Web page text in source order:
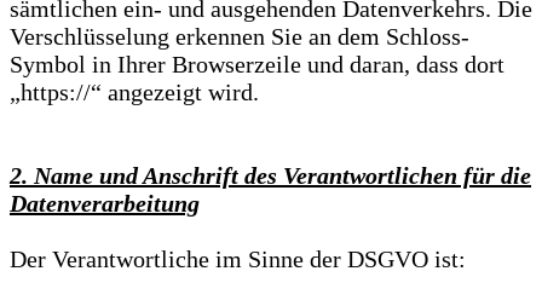
sämtlichen ein- und ausgehenden Datenverkehrs. Die
Verschlüsselung erkennen Sie an dem Schloss-
Symbol in Ihrer Browserzeile und daran, dass dort
„https://“ angezeigt wird.
2. Name und Anschrift des Verantwortlichen für die
Datenverarbeitung
Der Verantwortliche im Sinne der DSGVO ist: